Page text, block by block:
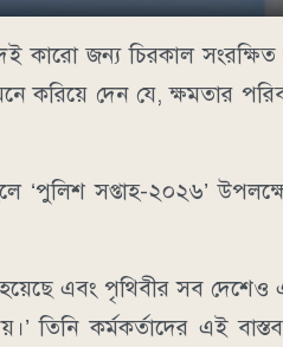
কারো জন্য চিরকাল
করিয়ে দেন যে, ক্ষমতার
‘পুলিশ সপ্তাহ-২০২৬’
হয়েছে এবং পৃথিবীর সব
তিনি কর্মকর্তাদের এই